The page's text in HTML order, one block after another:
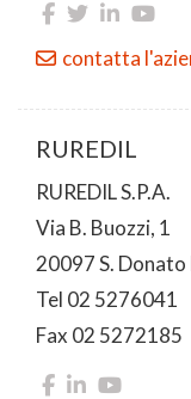
contatta
RUREDIL
RUREDIL S.P.A.
Via B. Buozzi, 1
20097 S.
Tel 02 5276041
Fax 02 5272185